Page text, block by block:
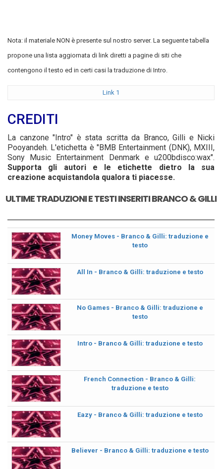
Nota: il materiale NON è presente sul nostro server. La seguente tabella
propone una lista aggiornata di link diretti a pagine di siti che
contengono il testo ed in certi casi la traduzione di Intro.
Link 1
CREDITI
La canzone "Intro" è stata scritta da Branco, Gilli e Nicki
Pooyandeh. L'etichetta è "BMB Entertainment (DNK), MXIII,
Sony Music Entertainment Denmark e u200bdisco:wax".
Supporta gli autori e le etichette dietro la sua
creazione acquistandola qualora ti piacesse.
ULTIME TRADUZIONI E TESTI INSERITI BRANCO & GILLI
Money Moves - Branco & Gilli: traduzione e
testo
All In - Branco & Gilli: traduzione e testo
No Games - Branco & Gilli: traduzione e
testo
Intro - Branco & Gilli: traduzione e testo
French Connection - Branco & Gilli:
traduzione e testo
Eazy - Branco & Gilli: traduzione e testo
Believer - Branco & Gilli: traduzione e testo